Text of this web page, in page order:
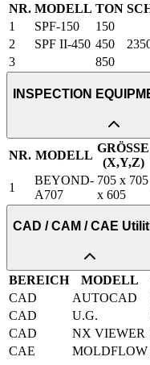
NR. MODELL TON
1
SPF-150 150
2
SPF II-450 450
3
850
INSPECTION
NR. MODELL
GRÖSSE
(X,Y,Z)
1
BEYOND-
A707
705 x 705
x 605
CAD / CAM / CAE
BEREICH MODELL
CAD
AUTOCAD
CAD
U.G.
CAD
NX VIEWER
CAE
MOLDFLOW